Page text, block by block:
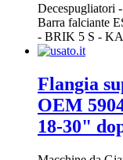
Decespugliatori -
Barra falciante
- BRIK 5 S -
Flangia
OEM
18-30"